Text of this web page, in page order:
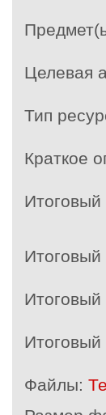
Целевая
Тип
Краткое
Итоговый
Итоговый
Итоговый
Итоговый
Файлы: